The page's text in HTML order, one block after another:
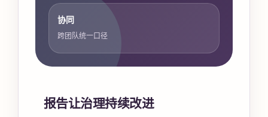
协同
跨团队统一口径
报告让治理持续改进